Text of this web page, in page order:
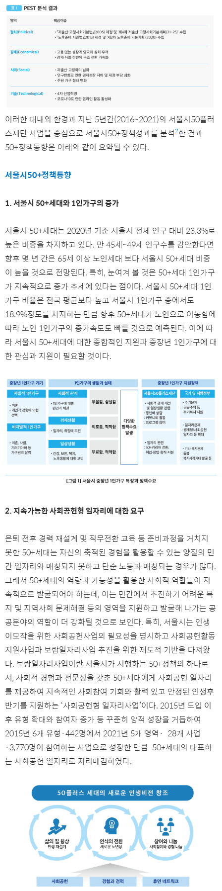
이러한 대내외 환경과 지난 5년간(2016~2021)의 서울시50플러
스재단 사업을 중심으로 서울시50+정책성과를 분석2한 결과
50+정책동향은 아래와 같이 요약될 수 있다.
서울시50+정책동향
1. 서울시 50+세대와 1인가구의 증가
서울시 50+세대는 2020년 기준 서울시 전체 인구 대비 23.3%로
높은 비중을 차지하고 있다. 만 45세~49세 인구수를 감안한다면
향후 몇 년 간은 65세 이상 노인세대 보다 서울시 50+세대 비중
이 높을 것으로 전망된다. 특히, 눈여겨 볼 것은 50+세대 1인가구
가 지속적으로 증가 추세에 있다는 점이다. 서울시 50+세대 1인
가구 비율은 전국 평균보다 높고 서울시 1인가구 중에서도
18.9%정도를 차지하는 만큼 향후 50+세대가 노인으로 이동함에
따라 노인 1인가구의 증가속도도 빠를 것으로 예측된다. 이에 따
라 서울시 50+세대에 대한 종합적인 지원과 중장년 1인가구에 대
한 관심과 지원이 필요할 것이다.
2. 지속가능한 사회공헌형 일자리에 대한 요구
은퇴 전후 경력 재설계 및 직무전환 교육 등 준비과정을 거치지
못한 50+세대는 자신의 축적된 경험을 활용할 수 있는 양질의 민
간 일자리와 매칭되지 못하고 단순 노동과 매칭되는 경우가 많다.
그래서 50+세대의 역량과 가능성을 활용한 사회적 역할들이 지
속적으로 발굴되어야 하는데, 이는 민간에서 추진하기 어려운 복
지 및 지역사회 문제해결 등의 영역을 지원하고 발굴해 나가는 공
공분야의 역할이 더 강화될 것으로 보인다. 특히, 서울시는 인생
이모작을 위한 사회공헌사업의 필요성을 명시하고 사회공헌활동
지원사업과 보람일자리사업 추진을 위한 제도적 기반을 다져왔
다. 보람일자리사업이란 서울시가 시행하는 50+정책의 하나로
서, 사회적 경험과 전문성을 갖춘 50+세대에게 사회공헌 일자리
를 제공하여 지속적인 사회참여 기회와 활력 있고 안정된 인생후
반기를 지원하는 ‘사회공헌형 일자리사업’이다. 2015년 도입 이
후 유형 확대와 참여자 증가 등 꾸준히 양적 성장을 거듭하여
2015년 6개 유형·442명에서 2021년 5개 영역· 28개 사업
·3,770명이 참여하는 사업으로 성장한 만큼 50+세대의 대표하
는 사회공헌 일자리로 자리매김하였다.